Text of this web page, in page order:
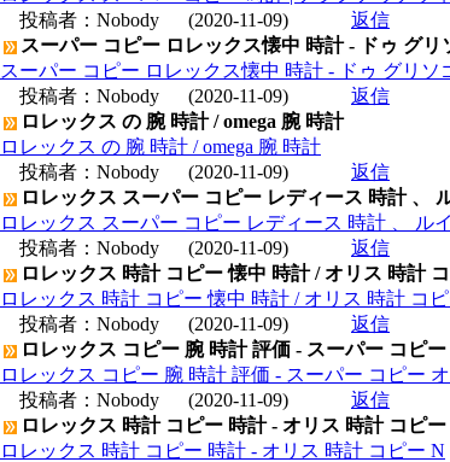
投稿者： Nobody (2020-11-09)
返信
スーパー コピー ロレックス懐中 時計 - ドゥ グ
スーパー コピー ロレックス懐中 時計 - ドゥ グリソ
投稿者： Nobody (2020-11-09)
返信
ロレックス の 腕 時計 / omega 腕 時計
ロレックス の 腕 時計 / omega 腕 時計
投稿者： Nobody (2020-11-09)
返信
ロレックス スーパー コピー レディース 時計 、
ロレックス スーパー コピー レディース 時計 、 ル
投稿者： Nobody (2020-11-09)
返信
ロレックス 時計 コピー 懐中 時計 / オリス 時計
ロレックス 時計 コピー 懐中 時計 / オリス 時計 コピ
投稿者： Nobody (2020-11-09)
返信
ロレックス コピー 腕 時計 評価 - スーパー コピ
ロレックス コピー 腕 時計 評価 - スーパー コピー
投稿者： Nobody (2020-11-09)
返信
ロレックス 時計 コピー 時計 - オリス 時計 コピ
ロレックス 時計 コピー 時計 - オリス 時計 コピー N